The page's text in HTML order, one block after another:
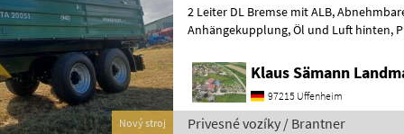
Nový stroj
2 Leiter DL Bremse mit ALB, Abnehmbarer Lampenschutz, autom.
Anhängekupplung, Öl und Luft hinten, Planenaufbau mit Rollplane,
Klaus Sämann
97215 Uffenheim
Privesné vozíky / Brantner